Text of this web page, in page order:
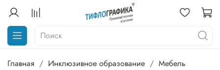
Главная Инклюзивное образование Мебель